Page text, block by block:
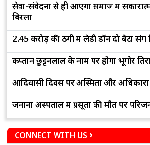
सेवा-संवेदना से ही आएगा समाज में
बिरला
2.45 करोड़ की ठगी में लेडी डॉन दो बेटों संग
कप्तान छुट्टनलाल के नाम पर होगा भूगोर
आदिवासी दिवस पर अस्मिता और
जनाना अस्पताल में प्रसूता की मौत पर
CONNECT WITH US